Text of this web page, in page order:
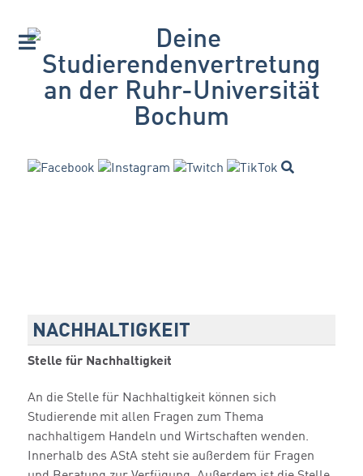
NACHHALTIGKEIT
Stelle für Nachhaltigkeit
An die Stelle für Nachhaltigkeit können sich
Studierende mit allen Fragen zum Thema
nachhaltigem Handeln und Wirtschaften wenden.
Innerhalb des AStA steht sie außerdem für Fragen